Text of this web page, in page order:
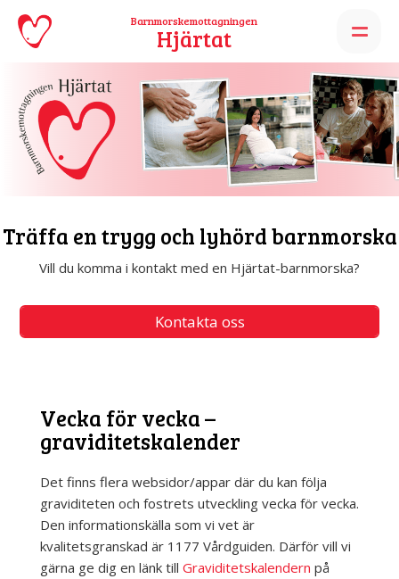
Barnmorskemottagningen
Hjärtat
Graviditet
PÅ HJÄRTAT
Partnerträff
Bekräfta att du blivit förälder
GRAVIDITETEN
Vad händer
Träffa en trygg och lyhörd barnmorska
Vill du komma i kontakt med en Hjärtat-barnmorska?
Kontakta oss
Vecka för vecka –
graviditetskalender
Det finns flera websidor/appar där du kan följa
graviditeten och fostrets utveckling vecka för vecka.
Den informationskälla som vi vet är
kvalitetsgranskad är 1177 Vårdguiden. Därför vill vi
gärna ge dig en länk till Graviditetskalendern på